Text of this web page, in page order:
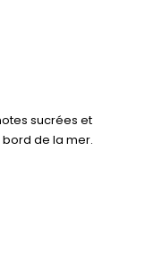
sucrées et
de la mer.